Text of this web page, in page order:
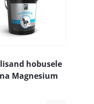
hobusele
Magnesium